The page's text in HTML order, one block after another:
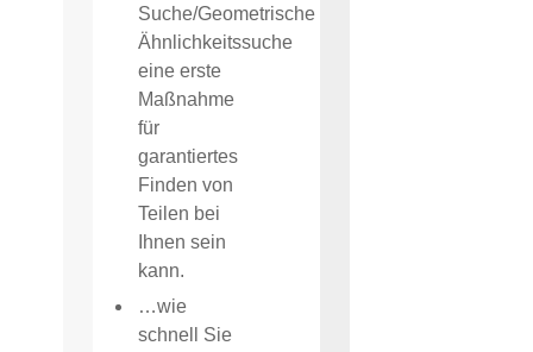
Suche/Geometrische
Ähnlichkeitssuche
eine erste
Maßnahme
für
garantiertes
Finden von
Teilen bei
Ihnen sein
kann.
…wie
schnell Sie